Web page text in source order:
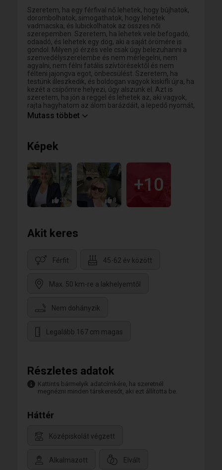
Szeretem, ha egy férfival nő lehetek, hogy bújhatok,
dorombolhatok, simogathatok, hogy lehetek
vadmacska, és lubickolhatok az összes női
szerepemben. Szeretem, ha lehetek vele befogadó,
odaadó, és lehetek egy dög, aki a saját örömére is
gondol. Milyen jó érzés vele csak úgy belezuhanni a
szenvedélyszerelembe és nem mérlegelni, nem
agyalni, nem félni fatális szívtörésektől és nem
félteni jajongva egot, önbecsülést. Szeretem, ha
testünk illeszkedik, és boldogan vagyok kiskifli újra, ha
kezét a csípőmre helyezi, úgy alszunk el. Azt is
szeretem, ha jön a reggel és lehetek az, aki vagyok,
rajta hagyhatom az álom barázdáit, a lepedő nyomát,
az életem vonalait. Szeretem, ha egy férfi tenni,
ígéreteit betartja. Szeretem, amikor egy férfi teljes
szívével tud szeretni akkor is, ha elfogyott a
lendületem és a hitem, akkor is, ha nehéz szeretni, ha
még önmagamat sem szeretem.
Mutass többet
Képek
33 8
+10
Akit keres
Férfit 45-62 év között
Max. 50 km-re a lakhelyemtől
Nem dohányzik
Legalább 167 cm magas
Részletes adatok
Kattints bármelyik adatcímkére, ha szeretnél
megnézni minden társkeresőt, aki ezt állította be.
Háttér
Középiskolát végzett
Alkalmazott Elvált